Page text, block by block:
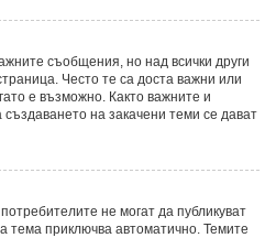
съобщения, но над всички други
Често те са доста важни или
е възможно. Както важните и
на закачени теми се дават
не могат да публикуват
тема приключва автоматично. Темите